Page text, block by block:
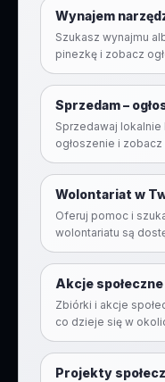
Wynajem
Szukasz wynajmu
pinezkę i zobacz
Sprzedam –
Sprzedawaj
ogłoszenie i
Wolontariat w
Oferuj pomoc i
wolontariatu są
Akcje
Zbiórki i akcje
co dzieje się w
Projekty